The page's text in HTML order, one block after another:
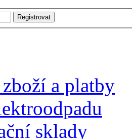
a platby
sklady